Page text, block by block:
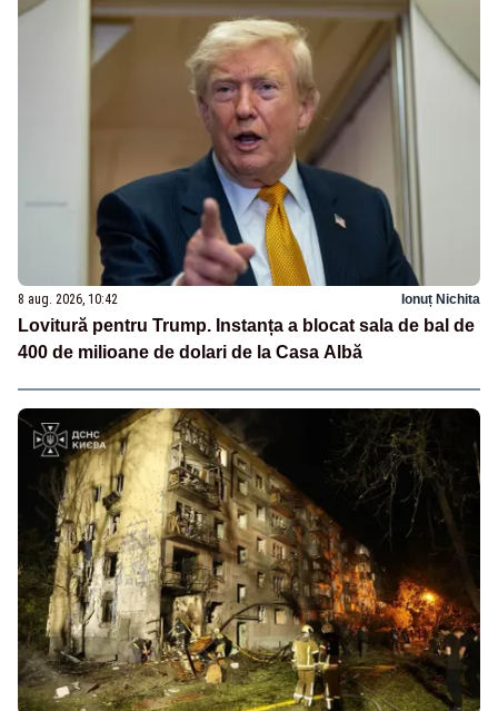
8 aug. 2026, 10:42 Ionuț Nichita
Lovitură pentru Trump. Instanța a blocat sala de bal de
400 de milioane de dolari de la Casa Albă